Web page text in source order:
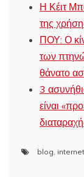
Η Κέιτ
της
ΠΟΥ: Ο
των
θάνατο
3
είναι
blog, internet